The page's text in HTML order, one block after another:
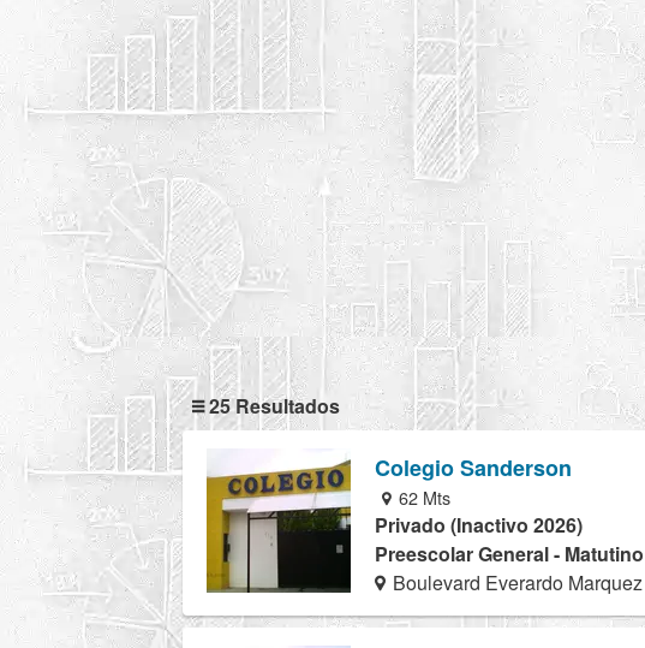
25 Resultados
Colegio Sanderson
62 Mts
Privado (Inactivo 2026)
Preescolar General - Matutino
Boulevard Everardo Marquez